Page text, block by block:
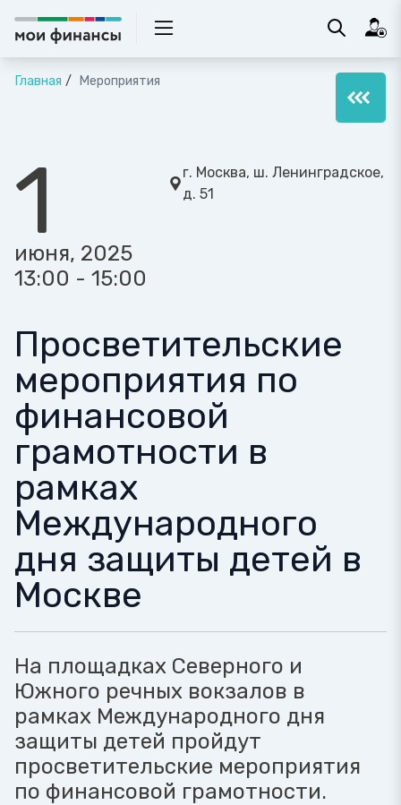
Главная Мероприятия
1
июня, 2025
13:00 - 15:00
г. Москва, ш. Ленинградское,
д. 51
Просветительские
мероприятия по
финансовой
грамотности в
рамках
Международного
дня защиты детей в
Москве
На площадках Северного и
Южного речных вокзалов в
рамках Международного дня
защиты детей пройдут
просветительские мероприятия
по финансовой грамотности.